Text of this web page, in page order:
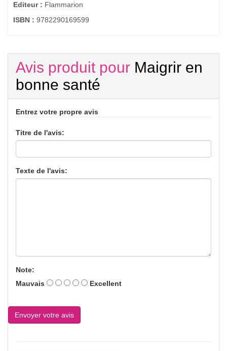
Editeur : Flammarion
ISBN : 9782290169599
Avis produit pour Maigrir en
bonne santé
Entrez votre propre avis
Titre de l'avis:
Texte de l'avis:
Note:
Mauvais
Excellent